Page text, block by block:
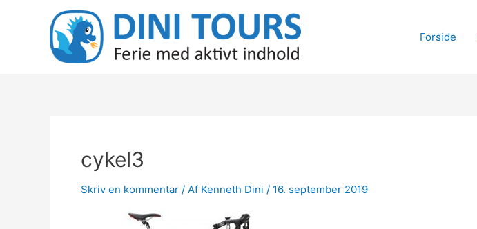
Forside
cykel3
Skriv en kommentar / Af Kenneth Dini / 16. september 2019